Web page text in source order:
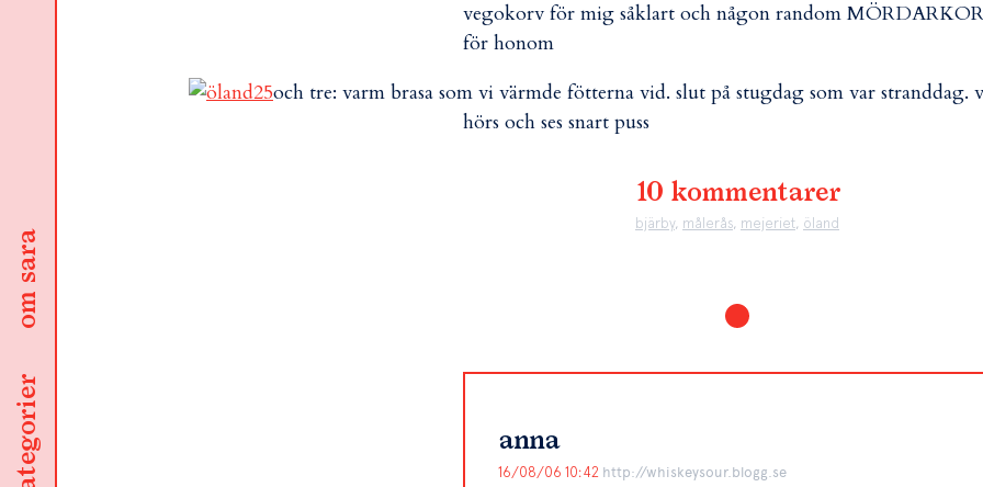
kategorier
om sara
vegokorv för mig såklart och någon random
för honom
och tre: varm brasa som vi värmde fötterna vid. slut på stugdag som var stranddag.
hörs och ses snart puss
10 kommentarer
bjärby, målerås, mejeriet, öland
anna
16/08/06 10:42 http://whiskeysour.blogg.se